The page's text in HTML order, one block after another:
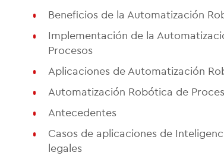
Beneficios de la Automatización
Implementación de la
Procesos
Aplicaciones de Automatización
Automatización Robótica de
Antecedentes
Casos de aplicaciones de
legales